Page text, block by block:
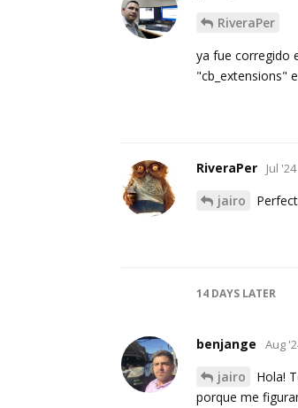
RiveraPer
ya fue corregido
"cb_extensions"
RiveraPer Jul '24
jairo
14 DAYS LATER
benjange Aug
jairo
Hola!
porque me